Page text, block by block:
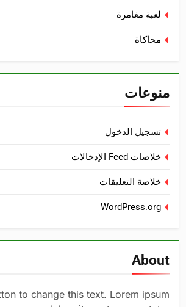
لعبة مغامرة
محاكاة
منوعات
تسجيل الدخول
خلاصات Feed الإدخالات
خلاصة التعليقات
WordPress.org
About
to change this text. Lorem ipsum